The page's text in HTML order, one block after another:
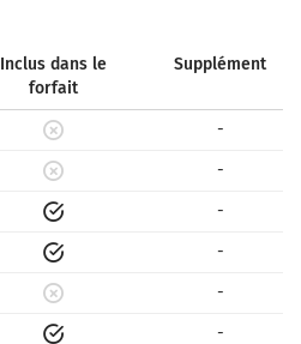
Inclus dans le
forfait
Supplément
-
-
-
-
-
-